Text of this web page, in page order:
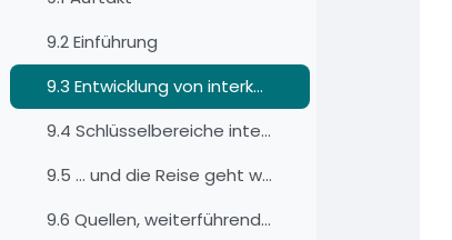
9.2 Einführung
9.3 Entwicklung von interkultureller Kompetenz
9.4 Schlüsselbereiche interkultureller Kompetenz und meine persönlichen Lernerfolge
9.5 ... und die Reise geht weiter
9.6 Quellen, weiterführende Literatur und Weblinks